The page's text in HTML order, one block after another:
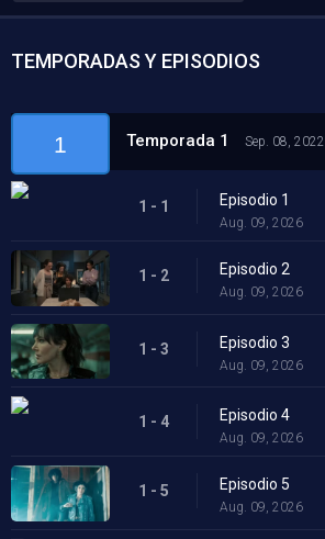
TEMPORADAS Y EPISODIOS
1 Temporada 1 Sep. 08, 2022
1 - 1 Episodio 1
Aug. 09, 2026
1 - 2 Episodio 2
Aug. 09, 2026
1 - 3 Episodio 3
Aug. 09, 2026
1 - 4 Episodio 4
Aug. 09, 2026
1 - 5 Episodio 5
Aug. 09, 2026